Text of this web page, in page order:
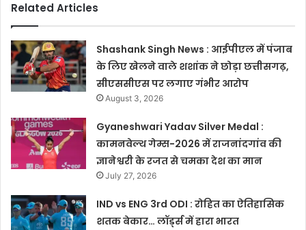
Related Articles
Shashank Singh News : आईपीएल में पंजाब
के लिए खेलने वाले शशांक ने छोड़ा छत्तीसगढ़,
सीएससीएस पर लगाए गंभीर आरोप
August 3, 2026
Gyaneshwari Yadav Silver Medal :
कामनवेल्थ गेम्स-2026 में राजनांदगांव की
ज्ञानेश्वरी के रजत से चमका देश का मान
July 27, 2026
IND vs ENG 3rd ODI : रोहित का ऐतिहासिक
शतक बेकार… लॉर्ड्स में हारा भारत